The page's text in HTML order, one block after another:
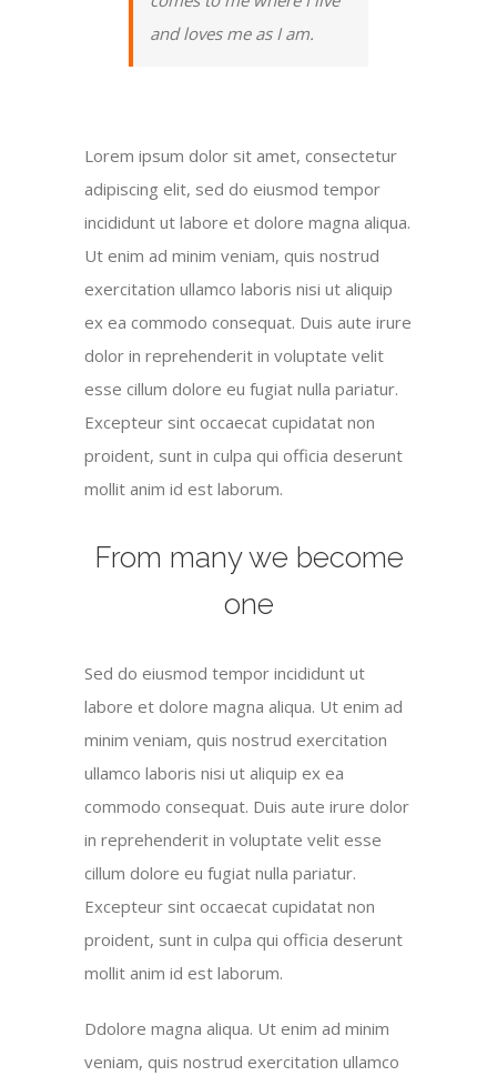
and loves me as I am.
Lorem ipsum dolor sit amet, consectetur
adipiscing elit, sed do eiusmod tempor
incididunt ut labore et dolore magna aliqua.
Ut enim ad minim veniam, quis nostrud
exercitation ullamco laboris nisi ut aliquip
ex ea commodo consequat. Duis aute irure
dolor in reprehenderit in voluptate velit
esse cillum dolore eu fugiat nulla pariatur.
Excepteur sint occaecat cupidatat non
proident, sunt in culpa qui officia deserunt
mollit anim id est laborum.
From many we become
one
Sed do eiusmod tempor incididunt ut
labore et dolore magna aliqua. Ut enim ad
minim veniam, quis nostrud exercitation
ullamco laboris nisi ut aliquip ex ea
commodo consequat. Duis aute irure dolor
in reprehenderit in voluptate velit esse
cillum dolore eu fugiat nulla pariatur.
Excepteur sint occaecat cupidatat non
proident, sunt in culpa qui officia deserunt
mollit anim id est laborum.
Ddolore magna aliqua. Ut enim ad minim
veniam, quis nostrud exercitation ullamco